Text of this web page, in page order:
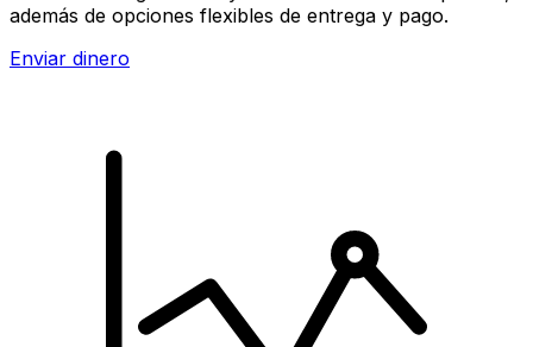
además de opciones flexibles de entrega y pago.
Enviar dinero